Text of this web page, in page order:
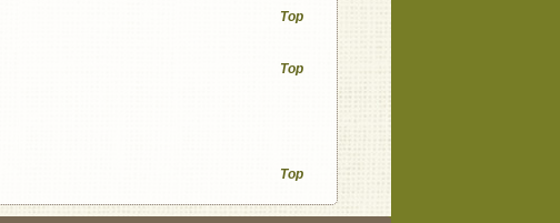
Top
Top
Top